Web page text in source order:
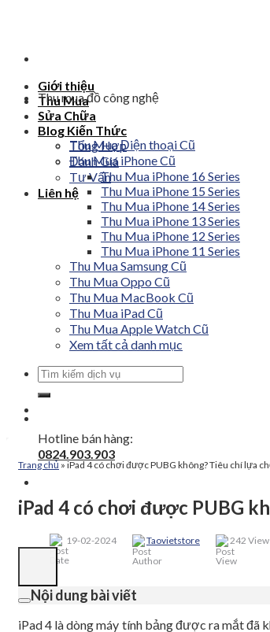
Giới thiệu
Thu Mua
Sửa Chữa
Blog Kiến Thức
Tổng Hợp
Đánh Giá
Tư Vấn
Liên hệ
Hotline bán hàng:
0824.903.903
Thu mua đồ công nghệ
Thu Mua Điện thoại Cũ
Thu Mua iPhone Cũ
Thu Mua iPhone 16 Series
Thu Mua iPhone 15 Series
Thu Mua iPhone 14 Series
Thu Mua iPhone 13 Series
Thu Mua iPhone 12 Series
Thu Mua iPhone 11 Series
Thu Mua Samsung Cũ
Thu Mua Oppo Cũ
Thu Mua MacBook Cũ
Thu Mua iPad Cũ
Thu Mua Apple Watch Cũ
Xem tất cả danh mục
Tìm
kiếm:
Trang chủ » iPad 4 có chơi được PUBG không? Tiêu chí lựa
iPad 4 có chơi được PUBG
19-02-2024 Taovietstore 242
Nội dung bài viết
iPad 4 là dòng máy tính bảng được ra mắt đã